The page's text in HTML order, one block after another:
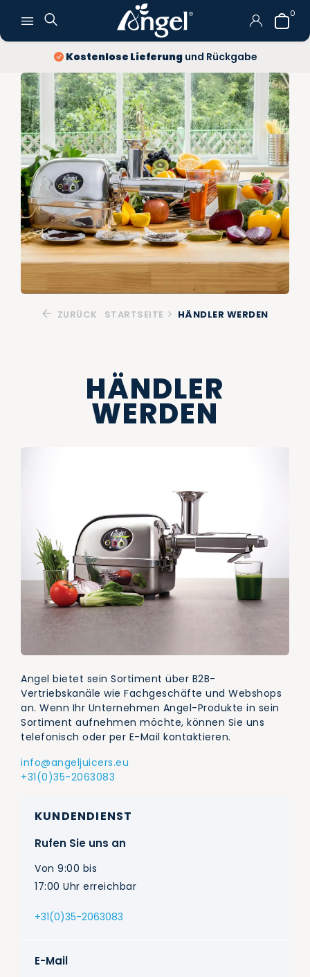
0
Kostenlose Lieferungund Rückgabe
ZURÜCK STARTSEITE HÄNDLER WERDEN
HÄNDLER
WERDEN
Angel bietet sein Sortiment über B2B-
Vertriebskanäle wie Fachgeschäfte und Webshops
an. Wenn Ihr Unternehmen Angel-Produkte in sein
Sortiment aufnehmen möchte, können Sie uns
telefonisch oder per E-Mail kontaktieren.
info@angeljuicers.eu
+31(0)35-2063083
KUNDENDIENST
Rufen Sie uns an
Von 9:00 bis
17:00 Uhr erreichbar
+31(0)35-2063083
E-Mail